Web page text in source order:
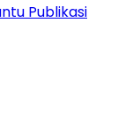
Publikasi